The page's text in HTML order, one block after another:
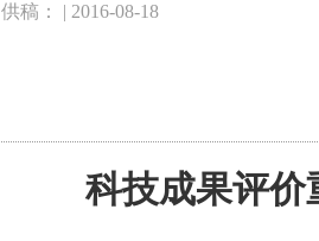
供稿： | 2016-08-18
科技成果评价